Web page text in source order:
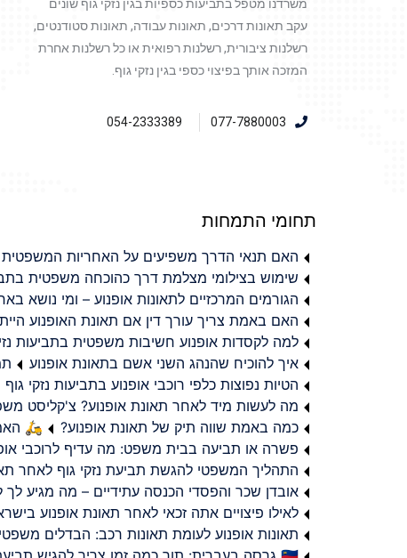
משרדנו מטפל בתביעות כספיות בגין נזקי גוף שונים
עקב תאונות דרכים, תאונות עבודה, תאונות סטודנטים,
רשלנות ציבורית, רשלנות רפואית או כל רשלנות אחרת
המזכה אותך בפיצוי כספי בגין נזקי גוף.
077-7880003
054-2333389
תחומי התמחות
האם תנאי הדרך משפיעים על האחריות המשפטית
שימוש בצילומי מצלמת דרך כהוכחה משפטית
הגורמים המרכזיים לתאונות אופנוע – ומי נושא
האם באמת צריך עורך דין אם תאונת האופנוע
למה לקסדות אופנוע חשיבות משפטית בתביעות
איך להוכיח שהנהג השני אשם בתאונת אופנוע
הטיות נפוצות כלפי רוכבי אופנוע בתביעות נזקי גוף
מה לעשות מיד לאחר תאונת אופנוע? צ'קליסט
כמה באמת שווה תיק של תאונת אופנוע?
🛵
פשרה או תביעה בבית משפט: מה עדיף לרוכבי
התהליך המשפטי להגשת תביעת נזקי גוף לאחר
אובדן שכר והפסדי הכנסה עתידיים – מה מגיע לך
לאילו פיצויים אתה זכאי לאחר תאונת אופנוע
תאונות אופנוע לעומת תאונות רכב: הבדלים